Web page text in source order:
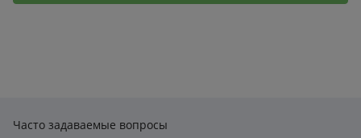
Часто задаваемые вопросы